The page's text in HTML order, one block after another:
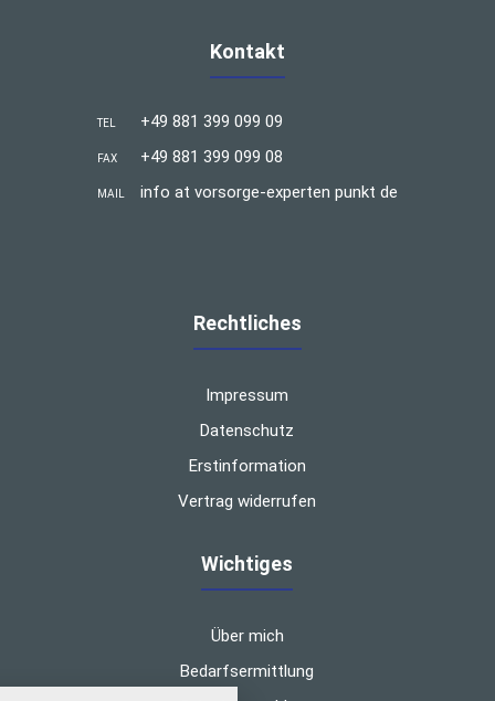
Kontakt
TEL +49 881 399 099 09
FAX +49 881 399 099 08
MAIL info at vorsorge-experten punkt de
Rechtliches
Impressum
Datenschutz
Erstinformation
Vertrag widerrufen
Wichtiges
Über mich
Bedarfsermittlung